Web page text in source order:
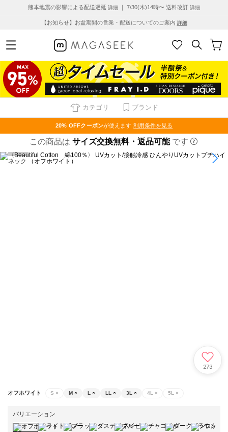
熊本地震の影響による配送遅延 詳細 ｜ 7/30(木)14時〜 送料改訂 詳細
【お知らせ】お盆期間の営業・配送についてのご案内 詳細
カテゴリ ブランド
20% OFFクーポンが使えます 利用条件を見る
この商品は サイズ交換無料・返品可能 です
1/27
273
オフホワイト S × M ○ L ○ LL ○ 3L ○ 4L × 5L ×
バリエーション